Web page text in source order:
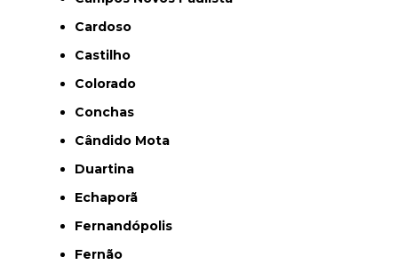
Cardoso
Castilho
Colorado
Conchas
Cândido Mota
Duartina
Echaporã
Fernandópolis
Fernão